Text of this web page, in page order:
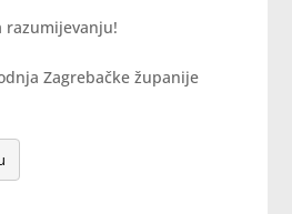
razumijevanju!
Zagrebačke županije